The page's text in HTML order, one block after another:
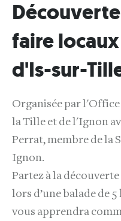
faire
d'Is-sur-
Organisée par l'Office
la Tille et de l'Ignon
Perrat, membre de la
Ignon.
Partez à la
lors d’une balade de
vous apprendra